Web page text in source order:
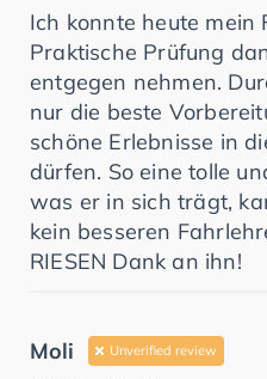
Ich konnte heute mein
Praktische Prüfung
entgegen nehmen.
nur die beste
schöne Erlebnisse in
dürfen. So eine tolle
was er in sich trägt,
kein besseren
RIESEN Dank an ihn!
Moli Unverified review